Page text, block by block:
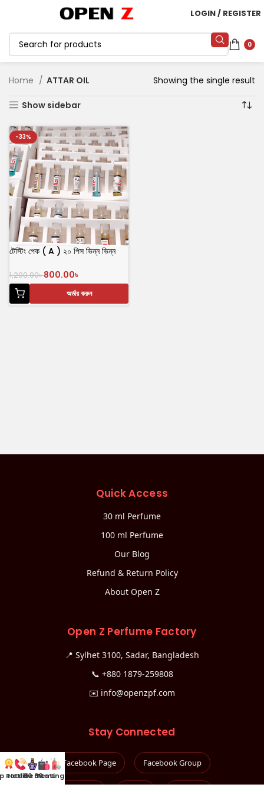
LOGIN / REGISTER
0
Home ATTAR OIL Showing the single result
Show sidebar
-33%
টেস্টিং পেক ( A ) ২০ পিস ভিন্ন ভিন্ন
1,200.00৳800.00৳
অর্ডার করুন
Quick Access
30 ml Perfume
100 ml Perfume
Our Blog
Refund & Return Policy
About Open Z
Open Z Perfume Factory
📍 Sylhet 3100, Sadar, Bangladesh
📞 +880 1879-259808
✉️ info@openzpf.com
Stay Connected
Facebook Page Facebook Group
Rated
Hotline100 mL30 mL
Testing Kit